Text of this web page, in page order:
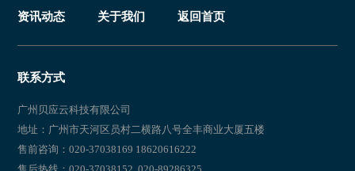
资讯动态 关于我们 返回首页
联系方式
广州贝应云科技有限公司
地址：广州市天河区员村二横路八号全丰商业大厦五楼
售前咨询：020-37038169 18620616222